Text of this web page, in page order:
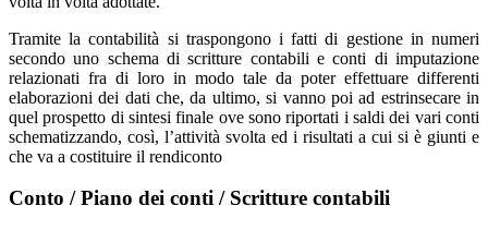
Tramite la contabilità si traspongono i fatti di gestione in numeri
secondo uno schema di scritture contabili e conti di imputazione
relazionati fra di loro in modo tale da poter effettuare differenti
elaborazioni dei dati che, da ultimo, si vanno poi ad estrinsecare in
quel prospetto di sintesi finale ove sono riportati i saldi dei vari conti
schematizzando, così, l’attività svolta ed i risultati a cui si è giunti e
che va a costituire il rendiconto
Conto / Piano dei conti / Scritture contabili